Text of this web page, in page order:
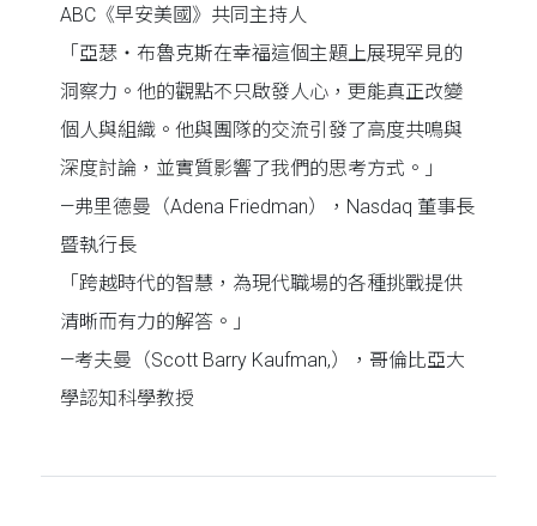
ABC《早安美國》共同主持人
「亞瑟・布魯克斯在幸福這個主題上展現罕見的
洞察力。他的觀點不只啟發人心，更能真正改變
個人與組織。他與團隊的交流引發了高度共鳴與
深度討論，並實質影響了我們的思考方式。」
—弗里德曼（Adena Friedman），Nasdaq 董事長
暨執行長
「跨越時代的智慧，為現代職場的各種挑戰提供
清晰而有力的解答。」
—考夫曼（Scott Barry Kaufman,），哥倫比亞大
學認知科學教授